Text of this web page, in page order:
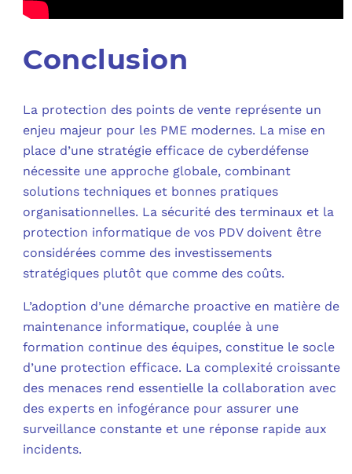
Conclusion
La protection des points de vente représente un
enjeu majeur pour les PME modernes. La mise en
place d’une stratégie efficace de cyberdéfense
nécessite une approche globale, combinant
solutions techniques et bonnes pratiques
organisationnelles. La sécurité des terminaux et la
protection informatique de vos PDV doivent être
considérées comme des investissements
stratégiques plutôt que comme des coûts.
L’adoption d’une démarche proactive en matière de
maintenance informatique, couplée à une
formation continue des équipes, constitue le socle
d’une protection efficace. La complexité croissante
des menaces rend essentielle la collaboration avec
des experts en infogérance pour assurer une
surveillance constante et une réponse rapide aux
incidents.